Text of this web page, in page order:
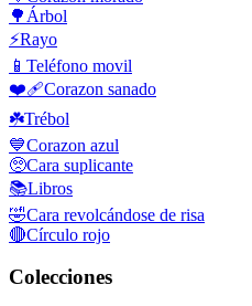
🌳 Árbol
⚡Rayo
📱 Teléfono movil
❤️‍🩹Corazon sanado
☘️Trébol
💙Corazon azul
🥺Cara suplicante
📚Libros
🤣Cara revolcándose de risa
🔴Círculo rojo
Colecciones